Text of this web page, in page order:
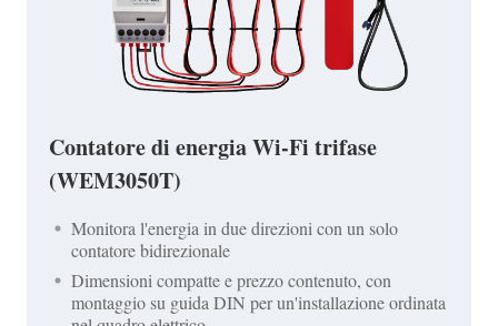
Contatore di energia Wi-Fi trifase
(WEM3050T)
Monitora l'energia in due direzioni con un solo
contatore bidirezionale
Dimensioni compatte e prezzo contenuto, con
montaggio su guida DIN per un'installazione ordinata